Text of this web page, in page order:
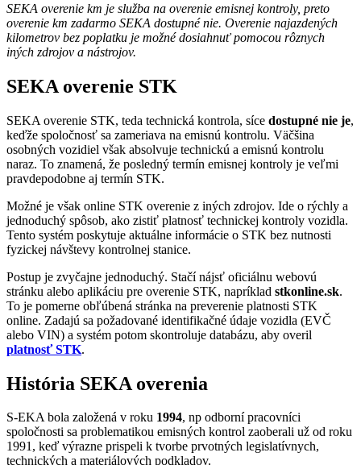
SEKA overenie km je služba na overenie emisnej kontroly, preto
overenie km zadarmo SEKA dostupné nie. Overenie najazdených
kilometrov bez poplatku je možné dosiahnuť pomocou rôznych
iných zdrojov a nástrojov.
SEKA overenie STK
SEKA overenie STK, teda technická kontrola, síce dostupné nie je,
keďže spoločnosť sa zameriava na emisnú kontrolu. Väčšina
osobných vozidiel však absolvuje technickú a emisnú kontrolu
naraz. To znamená, že posledný termín emisnej kontroly je veľmi
pravdepodobne aj termín STK.
Možné je však online STK overenie z iných zdrojov. Ide o rýchly a
jednoduchý spôsob, ako zistiť platnosť technickej kontroly vozidla.
Tento systém poskytuje aktuálne informácie o STK bez nutnosti
fyzickej návštevy kontrolnej stanice.
Postup je zvyčajne jednoduchý. Stačí nájsť oficiálnu webovú
stránku alebo aplikáciu pre overenie STK, napríklad stkonline.sk.
To je pomerne obľúbená stránka na preverenie platnosti STK
online. Zadajú sa požadované identifikačné údaje vozidla (EVČ
alebo VIN) a systém potom skontroluje databázu, aby overil
platnosť STK.
História SEKA overenia
S-EKA bola založená v roku 1994, np odborní pracovníci
spoločnosti sa problematikou emisných kontrol zaoberali už od roku
1991, keď výrazne prispeli k tvorbe prvotných legislatívnych,
technických a materiálových podkladov.